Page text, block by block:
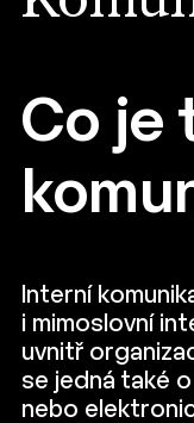
Co je
Interní
i mimoslovní
uvnitř
se jedná také
nebo